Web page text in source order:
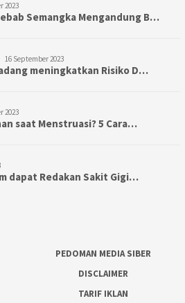
2023
Semangka Mengandung B…
16 September 2023
meningkatkan Risiko D…
2023
saat Menstruasi? 5 Cara…
dapat Redakan Sakit Gigi…
PEDOMAN MEDIA SIBER
DISCLAIMER
TARIF IKLAN